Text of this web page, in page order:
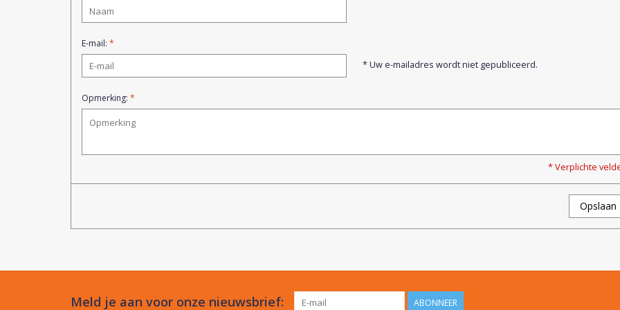
E-mail: *
* Uw e-mailadres wordt niet gepubliceerd.
Opmerking: *
* Verplichte
Opslaan
Meld je aan voor onze nieuwsbrief: ABONNEER